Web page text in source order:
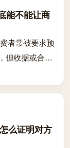
能不能让商
者常被要求预
但收据或合同
‘定金不退’为
《...
么证明对方